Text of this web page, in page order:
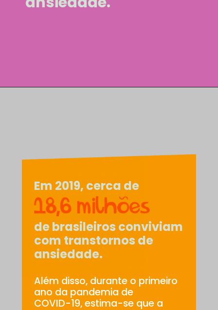
Em 2019, cerca de
de brasileiros conviviam
com transtornos de
ansiedade.
Além disso, durante o primeiro
ano da pandemia de
COVID-19, estima-se que a